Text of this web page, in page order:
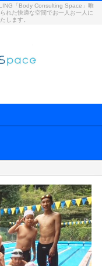
「Body Consulting Space」唯
れた快適な空間でお一人お一人に
します。